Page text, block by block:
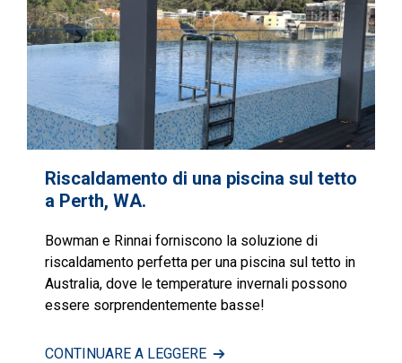
Riscaldamento di una piscina sul tetto
a Perth, WA.
Bowman e Rinnai forniscono la soluzione di
riscaldamento perfetta per una piscina sul tetto in
Australia, dove le temperature invernali possono
essere sorprendentemente basse!
CONTINUARE A LEGGERE